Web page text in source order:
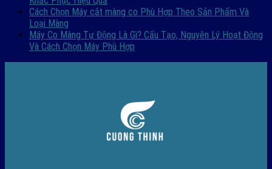
Cách Chọn Máy cắt màng co Phù Hợp Theo Sản Phẩm Và
Loại Màng
Máy Co Màng Tự Động Là Gì? Cấu Tạo, Nguyên Lý Hoạt Động
Và Cách Chọn Máy Phù Hợp